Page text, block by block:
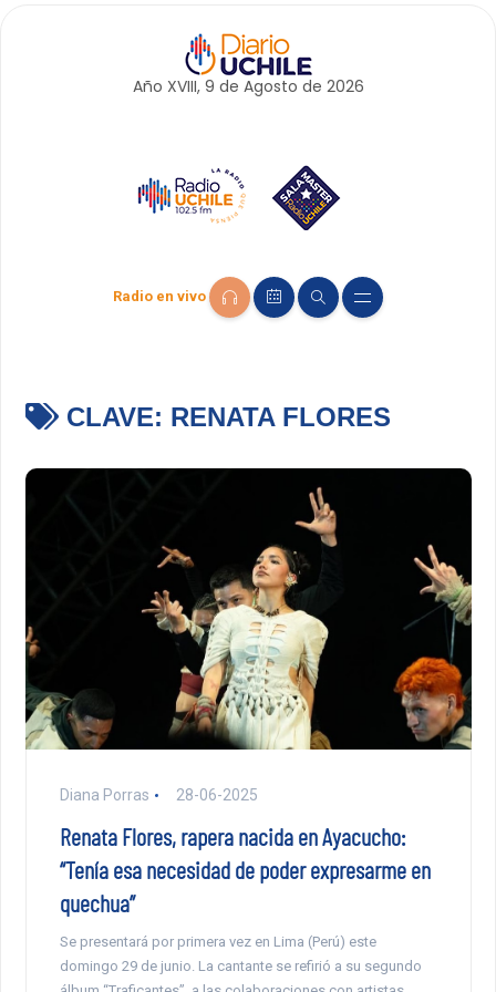
Año XVIII, 9 de Agosto de 2026
Radio en vivo
CLAVE: RENATA FLORES
Diana Porras 28-06-2025
Renata Flores, rapera nacida en Ayacucho:
“Tenía esa necesidad de poder expresarme en
quechua”
Se presentará por primera vez en Lima (Perú) este
domingo 29 de junio. La cantante se refirió a su segundo